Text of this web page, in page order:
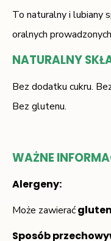
To naturalny i lubiany
oralnych
NATURALNY
Bez dodatku cukru.
Bez glutenu.
WAŻNE
Alergeny:
Może zawierać
Sposób